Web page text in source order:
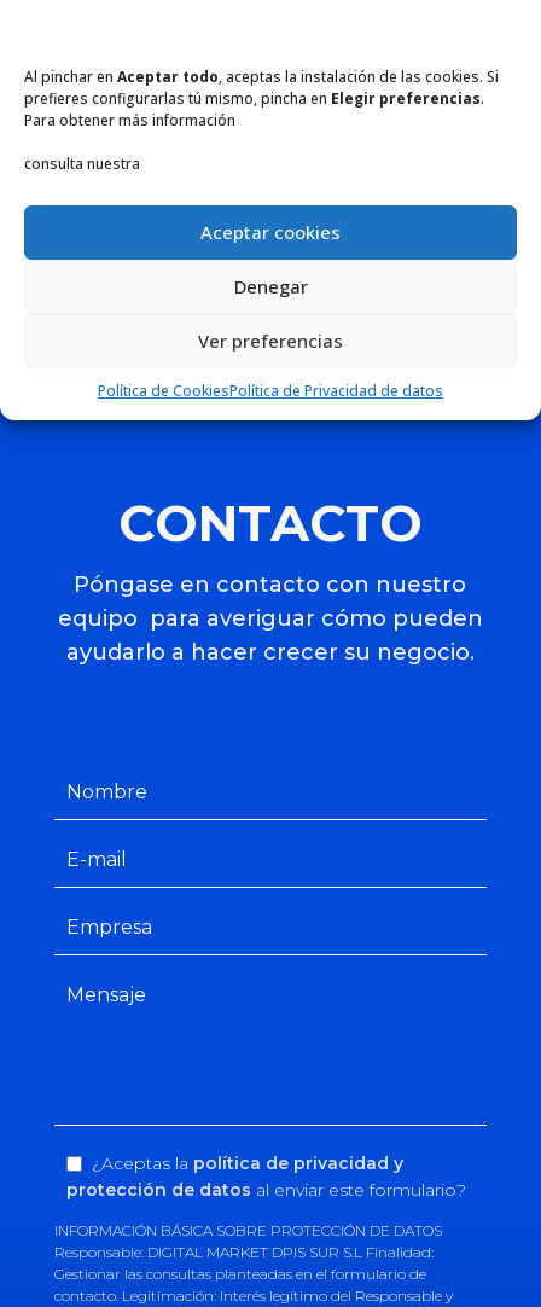
Al pinchar en Aceptar todo, aceptas la instalación de las cookies. Si
prefieres configurarlas tú mismo, pincha en Elegir preferencias.
Para obtener más información
consulta nuestra
Aceptar cookies
Denegar
Ver preferencias
Política de CookiesPolítica de Privacidad de datos
Promoción
CONTACTO
Póngase en contacto con nuestro
equipo para averiguar cómo pueden
ayudarlo a hacer crecer su negocio.
¿Aceptas la política de privacidad y
protección de datos al enviar este formulario?
INFORMACIÓN BÁSICA SOBRE PROTECCIÓN DE DATOS
Responsable: DIGITAL MARKET DPIS SUR S.L Finalidad:
Gestionar las consultas planteadas en el formulario de
contacto. Legitimación: Interés legítimo del Responsable y